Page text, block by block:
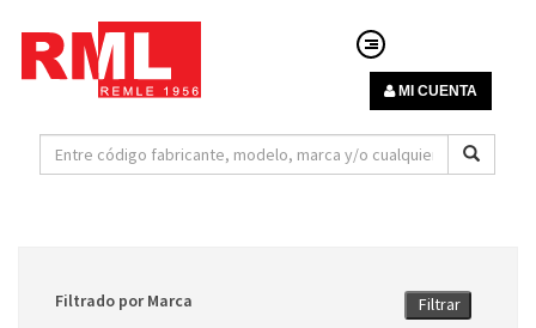
MI CUENTA
Filtrar
Filtrado por Marca